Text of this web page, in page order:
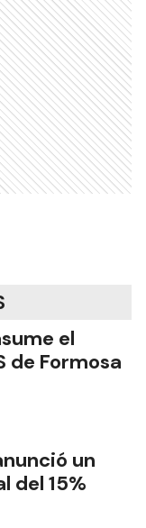
el
de Formosa
un
del 15%